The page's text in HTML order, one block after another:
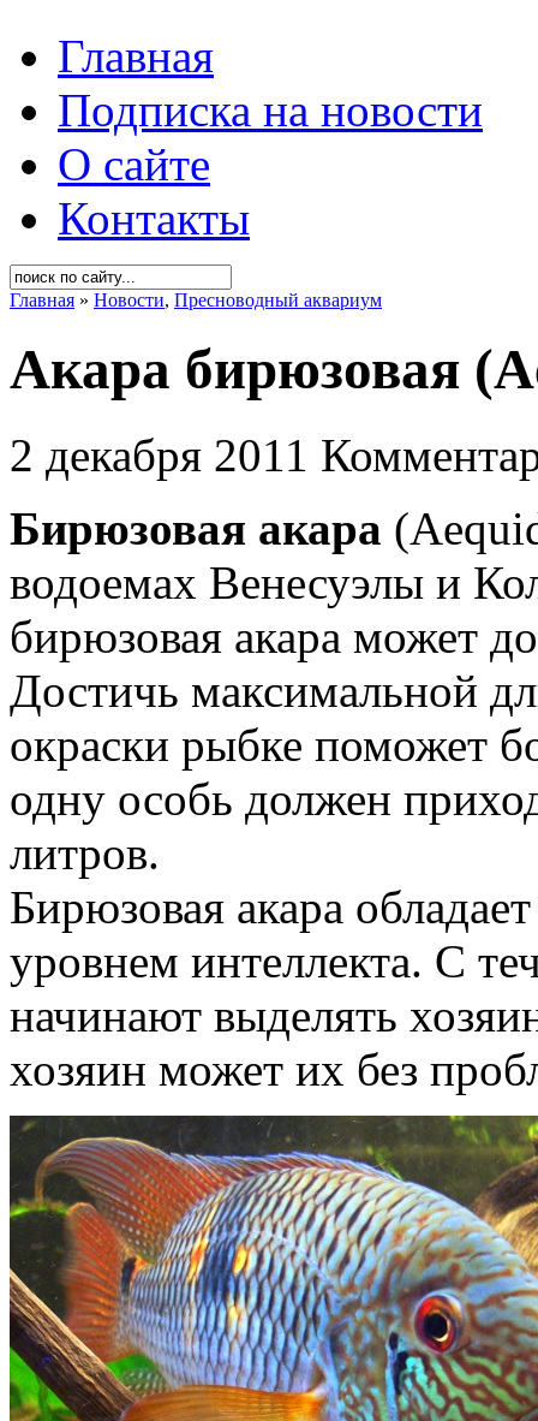
Главная
Подписка на новости
О сайте
Контакты
Главная » Новости, Пресноводный аквариум
Акара бирюзовая
2 декабря 2011
Бирюзовая акара
водоемах Венесуэлы и
бирюзовая акара может
Достичь максимальной
окраски рыбке поможет
одну особь должен
литров.
Бирюзовая акара
уровнем интеллекта. С
начинают выделять
хозяин может их без